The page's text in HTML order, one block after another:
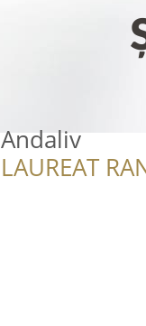
Andaliv
LAUREAT